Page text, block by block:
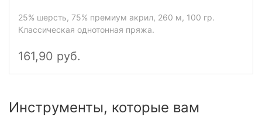
25% шерсть, 75% премиум акрил, 260 м, 100 гр.
Классическая однотонная пряжа.
161,90 руб.
Инструменты, которые вам